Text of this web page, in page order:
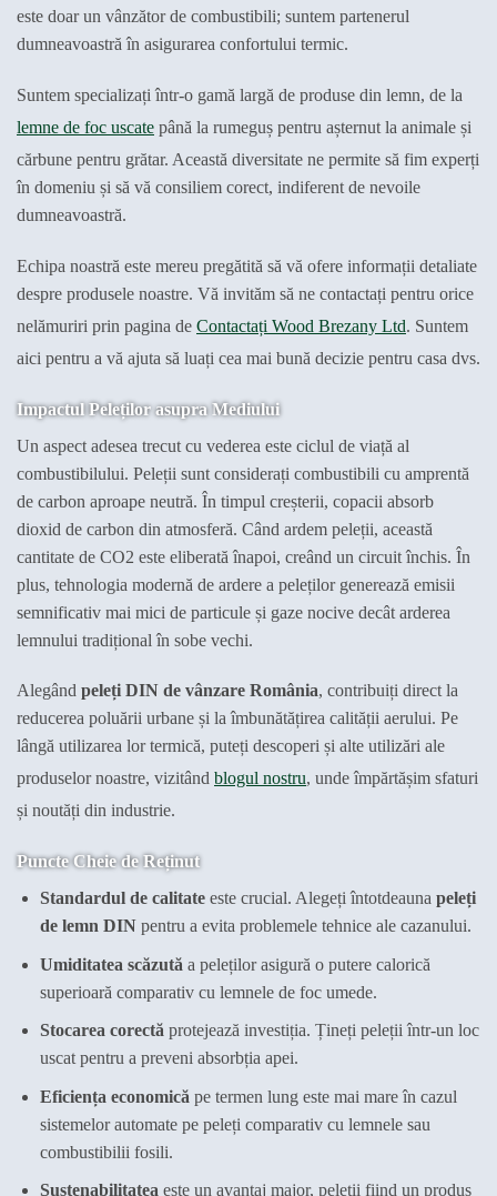
este doar un vânzător de combustibili; suntem partenerul
dumneavoastră în asigurarea confortului termic.
Suntem specializați într-o gamă largă de produse din lemn, de la
lemne de foc uscate până la rumeguș pentru așternut la animale și
cărbune pentru grătar. Această diversitate ne permite să fim experți
în domeniu și să vă consiliem corect, indiferent de nevoile
dumneavoastră.
Echipa noastră este mereu pregătită să vă ofere informații detaliate
despre produsele noastre. Vă invităm să ne contactați pentru orice
nelămuriri prin pagina de Contactați Wood Brezany Ltd. Suntem
aici pentru a vă ajuta să luați cea mai bună decizie pentru casa dvs.
Impactul Peleților asupra Mediului
Un aspect adesea trecut cu vederea este ciclul de viață al
combustibilului. Peleții sunt considerați combustibili cu amprentă
de carbon aproape neutră. În timpul creșterii, copacii absorb
dioxid de carbon din atmosferă. Când ardem peleții, această
cantitate de CO2 este eliberată înapoi, creând un circuit închis. În
plus, tehnologia modernă de ardere a peleților generează emisii
semnificativ mai mici de particule și gaze nocive decât arderea
lemnului tradițional în sobe vechi.
Alegând peleți DIN de vânzare România, contribuiți direct la
reducerea poluării urbane și la îmbunătățirea calității aerului. Pe
lângă utilizarea lor termică, puteți descoperi și alte utilizări ale
produselor noastre, vizitând blogul nostru, unde împărtășim sfaturi
și noutăți din industrie.
Puncte Cheie de Reținut
Standardul de calitateeste crucial. Alegeți întotdeauna peleți
de lemn DINpentru a evita problemele tehnice ale cazanului.
Umiditatea scăzută a peleților asigură o putere calorică
superioară comparativ cu lemnele de foc umede.
Stocarea corectă protejează investiția. Țineți peleții într-un loc
uscat pentru a preveni absorbția apei.
Eficiența economică pe termen lung este mai mare în cazul
sistemelor automate pe peleți comparativ cu lemnele sau
combustibilii fosili.
Sustenabilitateaeste un avantaj major, peleții fiind un produs